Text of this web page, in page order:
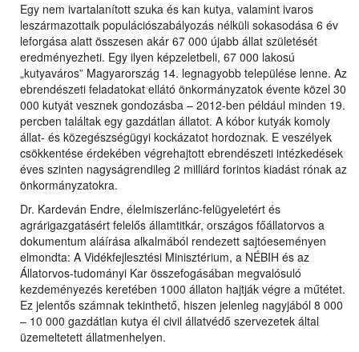
Egy nem ivartalanított szuka és kan kutya, valamint ivaros
leszármazottaik populációszabályozás nélküli sokasodása 6 év
leforgása alatt összesen akár 67 000 újabb állat születését
eredményezheti. Egy ilyen képzeletbeli, 67 000 lakosú
„kutyaváros” Magyarország 14. legnagyobb települése lenne. Az
ebrendészeti feladatokat ellátó önkormányzatok évente közel 30
000 kutyát vesznek gondozásba – 2012-ben például minden 19.
percben találtak egy gazdátlan állatot. A kóbor kutyák komoly
állat- és közegészségügyi kockázatot hordoznak. E veszélyek
csökkentése érdekében végrehajtott ebrendészeti intézkedések
éves szinten nagyságrendileg 2 milliárd forintos kiadást rónak az
önkormányzatokra.
Dr. Kardeván Endre, élelmiszerlánc-felügyeletért és
agrárigazgatásért felelős államtitkár, országos főállatorvos a
dokumentum aláírása alkalmából rendezett sajtóeseményen
elmondta: A Vidékfejlesztési Minisztérium, a NÉBIH és az
Állatorvos-tudományi Kar összefogásában megvalósuló
kezdeményezés keretében 1000 állaton hajtják végre a műtétet.
Ez jelentős számnak tekinthető, hiszen jelenleg nagyjából 8 000
– 10 000 gazdátlan kutya él civil állatvédő szervezetek által
üzemeltetett állatmenhelyen.